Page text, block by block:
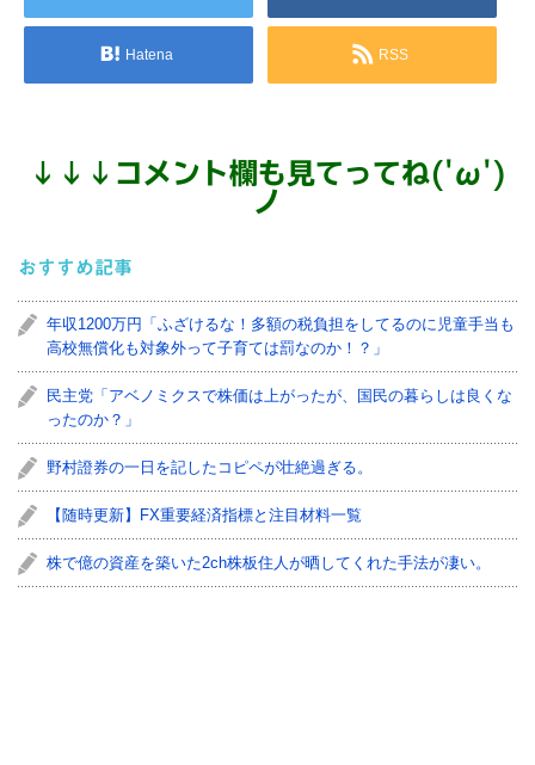
Hatena RSS
↓ ↓ ↓ コメント欄も見てってね('ω')
ノ
おすすめ記事
年収1200万円「ふざけるな！多額の税負担をしてるのに児童手当も
高校無償化も対象外って子育ては罰なのか！？」
民主党「アベノミクスで株価は上がったが、国民の暮らしは良くな
ったのか？」
野村證券の一日を記したコピペが壮絶過ぎる。
【随時更新】FX重要経済指標と注目材料一覧
株で億の資産を築いた2ch株板住人が晒してくれた手法が凄い。